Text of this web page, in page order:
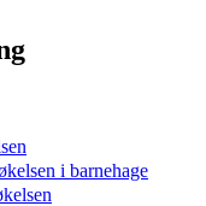
i barnehage